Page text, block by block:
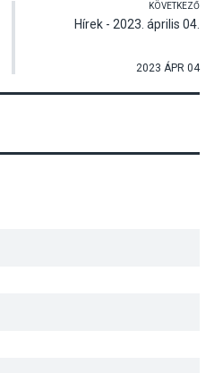
KÖVETKEZŐ
Hírek - 2023. április 04.
2023 ÁPR 04